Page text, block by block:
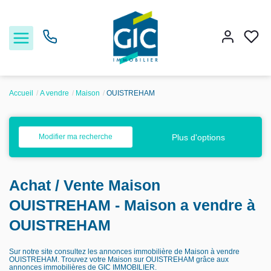
Acheter
Louer
Estimer
Nos services
Nos agences
Accueil A vendre Maison OUISTREHAM
Modifier ma recherche Plus d'options
Achat / Vente Maison
OUISTREHAM - Maison a vendre à
OUISTREHAM
Sur notre site consultez les annonces immobilière de Maison à vendre
OUISTREHAM. Trouvez votre Maison sur OUISTREHAM grâce aux
annonces immobilières de GIC IMMOBILIER.